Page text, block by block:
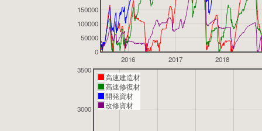
2016 2017 2018
0
50000
100000
150000
3000
3500
高速建造材
高速修復材
開発資材
改修資材